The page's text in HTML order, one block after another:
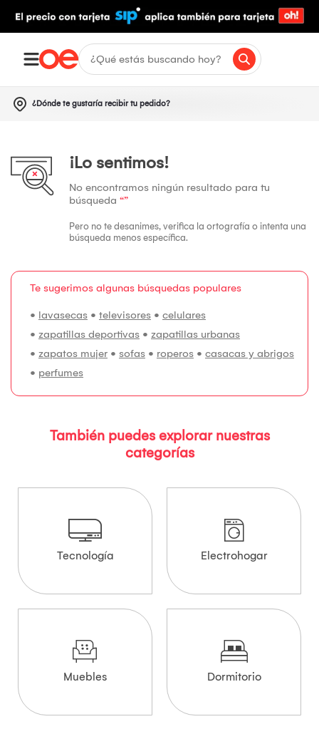
¿Dónde te gustaría recibir tu pedido?
¡Lo sentimos!
No encontramos ningún resultado para tu
búsqueda “”
Pero no te desanimes, verifica la ortografía o intenta una
búsqueda menos específica.
Te sugerimos algunas búsquedas populares
• lavasecas • televisores • celulares
• zapatillas deportivas • zapatillas urbanas
• zapatos mujer • sofas • roperos • casacas y abrigos
• perfumes
También puedes explorar nuestras
categorías
Tecnología Electrohogar
Muebles Dormitorio